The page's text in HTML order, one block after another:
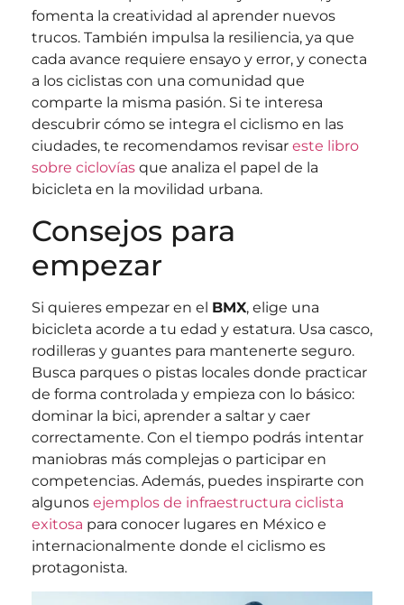
fomenta la creatividad al aprender nuevos
trucos. También impulsa la resiliencia, ya que
cada avance requiere ensayo y error, y conecta
a los ciclistas con una comunidad que
comparte la misma pasión. Si te interesa
descubrir cómo se integra el ciclismo en las
ciudades, te recomendamos revisar este libro
sobre ciclovías que analiza el papel de la
bicicleta en la movilidad urbana.
Consejos para
empezar
Si quieres empezar en el BMX, elige una
bicicleta acorde a tu edad y estatura. Usa casco,
rodilleras y guantes para mantenerte seguro.
Busca parques o pistas locales donde practicar
de forma controlada y empieza con lo básico:
dominar la bici, aprender a saltar y caer
correctamente. Con el tiempo podrás intentar
maniobras más complejas o participar en
competencias. Además, puedes inspirarte con
algunos ejemplos de infraestructura ciclista
exitosa para conocer lugares en México e
internacionalmente donde el ciclismo es
protagonista.